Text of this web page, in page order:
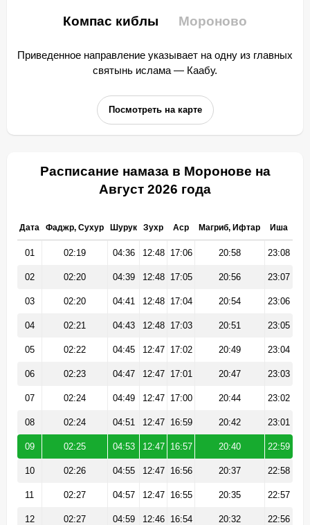
Компас киблы Мороново
Приведенное направление указывает на одну из главных
святынь ислама — Каабу.
Посмотреть на карте
Расписание намаза в Моронове на
Август 2026 года
Дата Фаджр, Сухур Шурук Зухр Аср Магриб, Ифтар Иша
01 02:19 04:36 12:48 17:06 20:58 23:08
02 02:20 04:39 12:48 17:05 20:56 23:07
03 02:20 04:41 12:48 17:04 20:54 23:06
04 02:21 04:43 12:48 17:03 20:51 23:05
05 02:22 04:45 12:47 17:02 20:49 23:04
06 02:23 04:47 12:47 17:01 20:47 23:03
07 02:24 04:49 12:47 17:00 20:44 23:02
08 02:24 04:51 12:47 16:59 20:42 23:01
09 02:25 04:53 12:47 16:57 20:40 22:59
10 02:26 04:55 12:47 16:56 20:37 22:58
11 02:27 04:57 12:47 16:55 20:35 22:57
12 02:27 04:59 12:46 16:54 20:32 22:56